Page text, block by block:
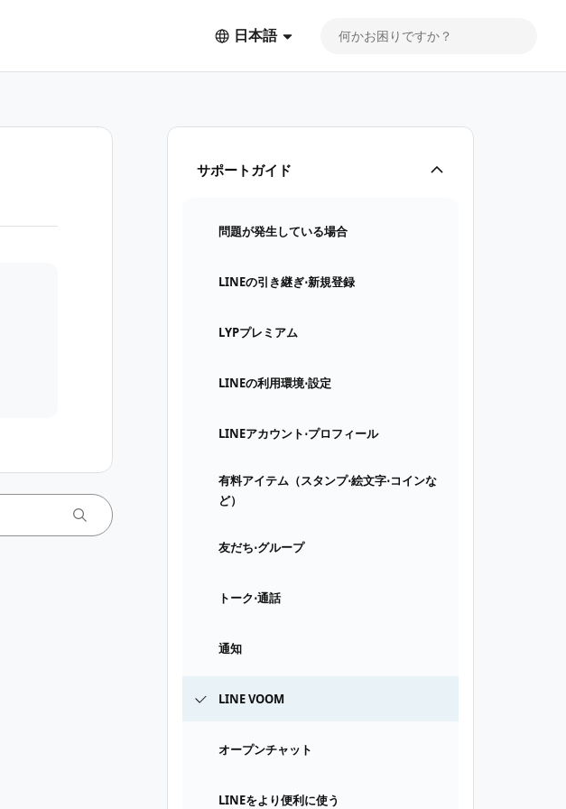
日本語
サポートガイド
問題が発生している場合
LINEの引き継ぎ⋅新規登録
LYPプレミアム
LINEの利用環境⋅設定
LINEアカウント⋅プロフィール
有料アイテム（スタンプ⋅絵文字⋅コインな
ど）
友だち⋅グループ
トーク⋅通話
通知
LINE VOOM
オープンチャット
LINEをより便利に使う